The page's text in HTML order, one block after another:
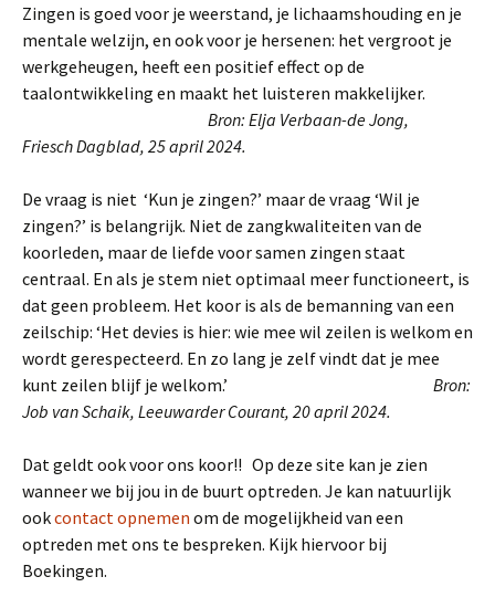
Zingen is goed voor je weerstand, je lichaamshouding en je
mentale welzijn, en ook voor je hersenen: het vergroot je
werkgeheugen, heeft een positief effect op de
taalontwikkeling en maakt het luisteren makkelijker.
Bron: Elja Verbaan-de Jong,
FrieschDagblad, 25 april 2024.
De vraag is niet ‘Kun je zingen?’ maar de vraag ‘Wil je
zingen?’ is belangrijk. Niet de zangkwaliteiten van de
koorleden, maar de liefde voor samen zingen staat
centraal. En als je stem niet optimaal meer functioneert, is
dat geen probleem. Het koor is als de bemanning van een
zeilschip: ‘Het devies is hier: wie mee wil zeilen is welkom en
wordt gerespecteerd. En zo lang je zelf vindt dat je mee
kunt zeilen blijf je welkom.’ Bron:
Job van Schaik, Leeuwarder Courant, 20 april 2024.
Dat geldt ook voor ons koor!! Op deze site kan je zien
wanneer we bij jou in de buurt optreden. Je kan natuurlijk
ookcontact opnemen om de mogelijkheid van een
optreden met ons te bespreken. Kijk hiervoor bij
Boekingen.